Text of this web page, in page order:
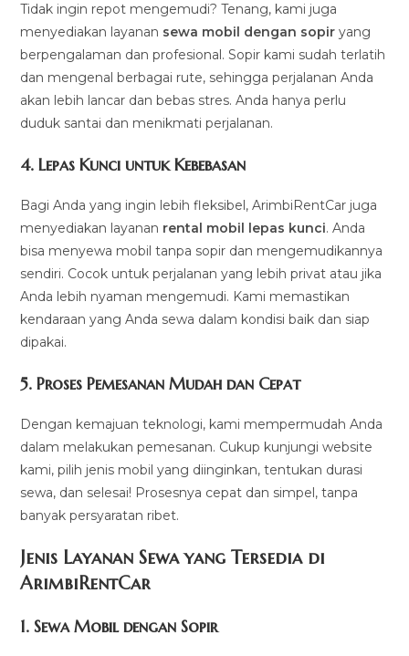
Tidak ingin repot mengemudi? Tenang, kami juga
menyediakan layanan sewa mobil dengan sopir yang
berpengalaman dan profesional. Sopir kami sudah terlatih
dan mengenal berbagai rute, sehingga perjalanan Anda
akan lebih lancar dan bebas stres. Anda hanya perlu
duduk santai dan menikmati perjalanan.
4.Lepas Kunci untuk Kebebasan
Bagi Anda yang ingin lebih fleksibel, ArimbiRentCar juga
menyediakan layanan rental mobil lepas kunci. Anda
bisa menyewa mobil tanpa sopir dan mengemudikannya
sendiri. Cocok untuk perjalanan yang lebih privat atau jika
Anda lebih nyaman mengemudi. Kami memastikan
kendaraan yang Anda sewa dalam kondisi baik dan siap
dipakai.
5.Proses Pemesanan Mudah dan Cepat
Dengan kemajuan teknologi, kami mempermudah Anda
dalam melakukan pemesanan. Cukup kunjungi website
kami, pilih jenis mobil yang diinginkan, tentukan durasi
sewa, dan selesai! Prosesnya cepat dan simpel, tanpa
banyak persyaratan ribet.
Jenis Layanan Sewa yang Tersedia di
ArimbiRentCar
1.Sewa Mobil dengan Sopir